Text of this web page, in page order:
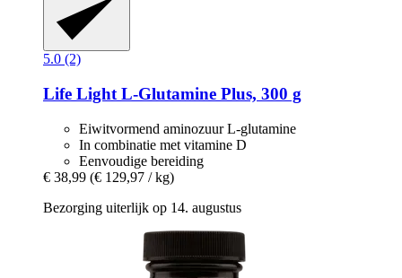
5.0 (2)
Life Light L-​Glutamine Plus, 300 g
Eiwitvormend aminozuur L-glutamine
In combinatie met vitamine D
Eenvoudige bereiding
€ 38,99 (€ 129,97 / kg)
Bezorging uiterlijk op 14. augustus